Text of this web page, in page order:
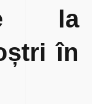
la
în